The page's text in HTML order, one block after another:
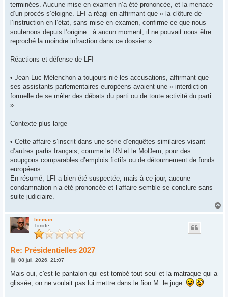
terminées. Aucune mise en examen n’a été prononcée, et la menace
d’un procès s’éloigne. LFI a réagi en affirmant que « la clôture de
l’instruction en l’état, sans mise en examen, confirme ce que nous
soutenons depuis l’origine : à aucun moment, il ne pouvait nous être
reproché la moindre infraction dans ce dossier ».
Réactions et défense de LFI
• Jean-Luc Mélenchon a toujours nié les accusations, affirmant que
ses assistants parlementaires européens avaient une « interdiction
formelle de se mêler des débats du parti ou de toute activité du parti
».
Contexte plus large
• Cette affaire s’inscrit dans une série d’enquêtes similaires visant
d’autres partis français, comme le RN et le MoDem, pour des
soupçons comparables d’emplois fictifs ou de détournement de fonds
européens.
En résumé, LFI a bien été suspectée, mais à ce jour, aucune
condamnation n’a été prononcée et l’affaire semble se conclure sans
suite judiciaire.
a
Iceman
Timide
Re: Présidentielles 2027
M
s
a
08 juil. 2026, 21:07
Mais oui, c'est le pantalon qui est tombé tout seul et la matraque qui a
glissée, on ne voulait pas lui mettre dans le fion M. le juge.